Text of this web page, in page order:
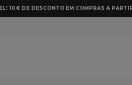
10 € DE DESCONTO EM COMPRAS A